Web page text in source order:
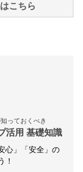
こちら
っておくべき
活用 基礎知識
心」「安全」の
！